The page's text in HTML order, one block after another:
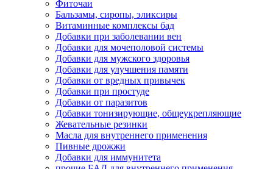
Фиточаи
Бальзамы, сиропы, эликсиры
Витаминные комплексы бад
Добавки при заболевании вен
Добавки для мочеполовой системы
Добавки для мужского здоровья
Добавки для улучшения памяти
Добавки от вредных привычек
Добавки при простуде
Добавки от паразитов
Добавки тонизирующие, общеукрепляющие
Жевательные резинки
Масла для внутреннего применения
Пивные дрожжи
Добавки для иммунитета